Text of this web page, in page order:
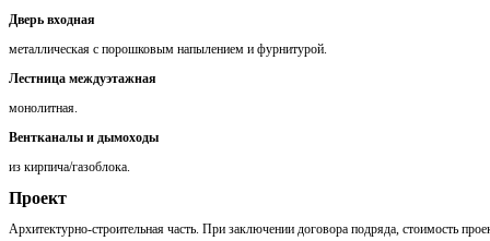
Дверь входная
металлическая с порошковым напылением и фурнитурой.
Лестница междуэтажная
монолитная.
Вентканалы и дымоходы
из кирпича/газоблока.
Проект
Архитектурно-строительная часть. При заключении договора подряда, стоимость